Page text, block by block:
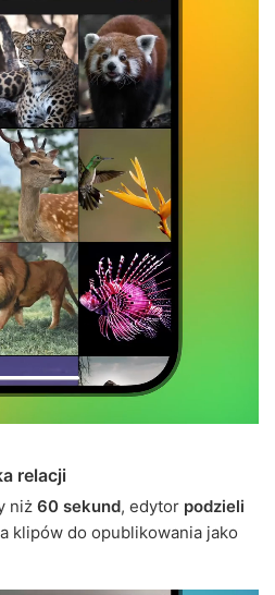
relacji
niż 60 sekund, edytor podzieli
klipów do opublikowania jako